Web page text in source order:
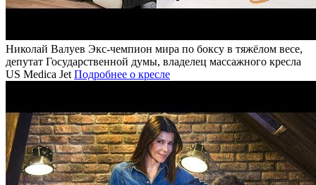
Николай Валуев Экс-чемпион мира по боксу в тяжёлом весе,
депутат Государственной думы, владелец массажного кресла
US Medica Jet Подробнее о кресле